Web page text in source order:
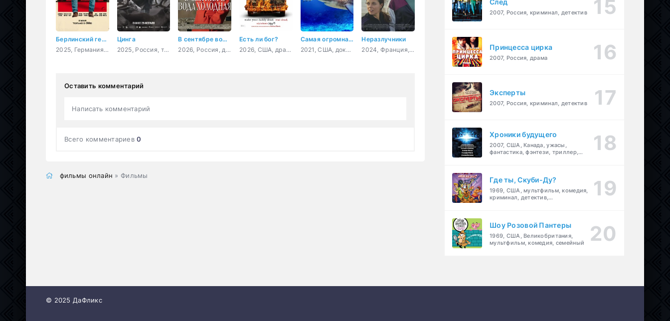
Берлинский герой
2025, Германия, драма, комедия
Цинга
2025, Россия, триллер
В сентябре вода холодная
2026, Россия, детектив, криминал
Есть ли бог?
2026, США, драма, детектив
Самая огромная акула-бык
2021, США, документальный
Неразлучники
2024, Франция, драма
Оставить комментарий
Написать комментарий
Всего комментариев0
фильмы онлайн » Фильмы
2007, Россия, криминал, детектив
Принцесса цирка
2007, Россия, драма
Эксперты
2007, Россия, криминал, детектив
Хроники будущего
2007, США, Канада, ужасы,
фантастика, фэнтези, триллер,
Где ты, Скуби-Ду?
1969, США, мультфильм, комедия,
криминал, детектив,
Шоу Розовой Пантеры
1969, США, Великобритания,
мультфильм, комедия, семейный
© 2025 ДаФликс